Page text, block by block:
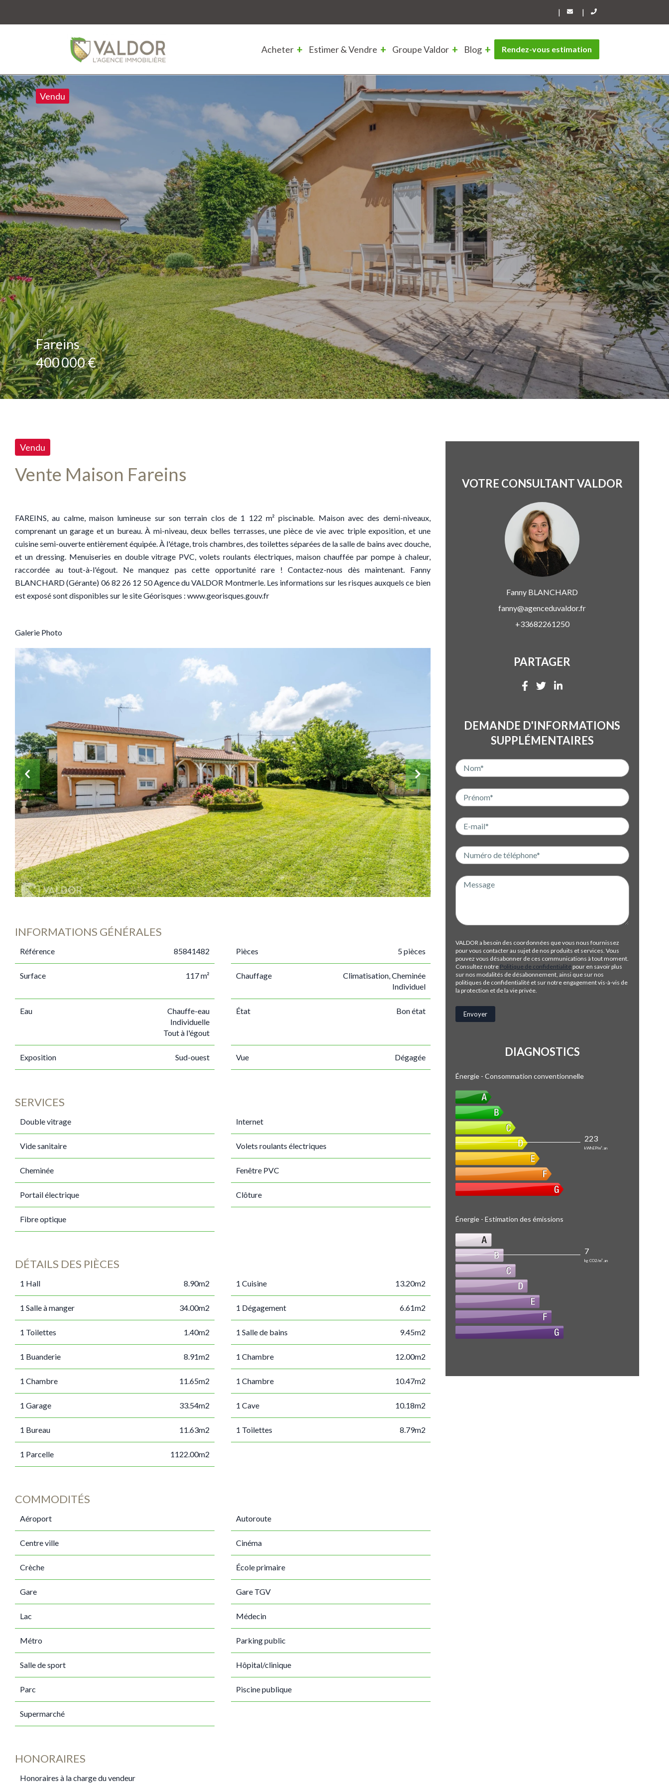
| |
Acheter Estimer & Vendre Groupe Valdor Blog Rendez-vous estimation
Vendu
Fareins
400 000 €
Vendu
Vente Maison Fareins
FAREINS, au calme, maison lumineuse sur son terrain clos de 1 122 m² piscinable. Maison avec des demi-niveaux,
comprenant un garage et un bureau. À mi-niveau, deux belles terrasses, une pièce de vie avec triple exposition, et une
cuisine semi-ouverte entièrement équipée. À l'étage, trois chambres, des toilettes séparées de la salle de bains avec douche,
et un dressing. Menuiseries en double vitrage PVC, volets roulants électriques, maison chauffée par pompe à chaleur,
raccordée au tout-à-l'égout. Ne manquez pas cette opportunité rare ! Contactez-nous dès maintenant. Fanny
BLANCHARD (Gérante) 06 82 26 12 50 Agence du VALDOR Montmerle. Les informations sur les risques auxquels ce bien
est exposé sont disponibles sur le site Géorisques : www.georisques.gouv.fr
Galerie Photo
INFORMATIONS GÉNÉRALES
Référence 85841482 Pièces 5 pièces
Surface 117 m² Chauffage
Climatisation, Cheminée
Individuel
Eau
Chauffe-eau
Individuelle
Tout à l'égout
État Bon état
Exposition Sud-ouest Vue Dégagée
SERVICES
Double vitrage Internet
Vide sanitaire Volets roulants électriques
Cheminée Fenêtre PVC
Portail électrique Clôture
Fibre optique
DÉTAILS DES PIÈCES
1 Hall 8.90m2 1 Cuisine 13.20m2
1 Salle à manger 34.00m2 1 Dégagement 6.61m2
1 Toilettes 1.40m2 1 Salle de bains 9.45m2
1 Buanderie 8.91m2 1 Chambre 12.00m2
1 Chambre 11.65m2 1 Chambre 10.47m2
1 Garage 33.54m2 1 Cave 10.18m2
1 Bureau 11.63m2 1 Toilettes 8.79m2
1 Parcelle 1122.00m2
COMMODITÉS
Aéroport Autoroute
Centre ville Cinéma
Crèche École primaire
Gare Gare TGV
Lac Médecin
Métro Parking public
Salle de sport Hôpital/clinique
Parc Piscine publique
Supermarché
HONORAIRES
Honoraires à la charge du vendeur
VOTRE CONSULTANT VALDOR
Fanny BLANCHARD
fanny@agenceduvaldor.fr
+33682261250
PARTAGER
DEMANDE D'INFORMATIONS
SUPPLÉMENTAIRES
VALDOR a besoin des coordonnées que vous nous fournissez
pour vous contacter au sujet de nos produits et services. Vous
pouvez vous désabonner de ces communications à tout moment.
Consultez notre Politique de confidentialité pour en savoir plus
sur nos modalités de désabonnement, ainsi que sur nos
politiques de confidentialité et sur notre engagement vis-à-vis de
la protection et de la vie privée.
DIAGNOSTICS
Énergie - Consommation conventionnelle
223
kWhEP/m².an
Énergie - Estimation des émissions
7
kg CO2/m².an